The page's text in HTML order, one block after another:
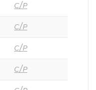
С/Р
С/Р
С/Р
С/Р